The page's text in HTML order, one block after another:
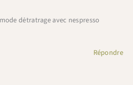
dėtratrage avec nespresso
Répondre